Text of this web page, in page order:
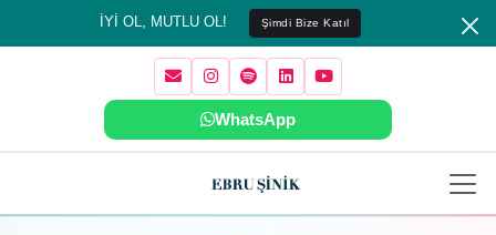
İYİ OL, MUTLU OL! Şimdi Bize Katıl
WhatsApp